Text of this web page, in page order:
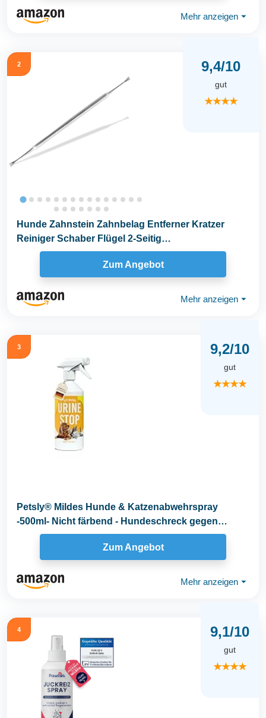
Mehr anzeigen ⏷
2 9,4/10
gut
★★★★
Hunde Zahnstein Zahnbelag Entferner Kratzer
Reiniger Schaber Flügel 2-Seitig
Zahnsteinentferner...
Zum Angebot
Mehr anzeigen ⏷
3 9,2/10
gut
★★★★
Petsly® Mildes Hunde & Katzenabwehrspray
-500ml- Nicht färbend - Hundeschreck gegen
Urinieren...
Zum Angebot
Mehr anzeigen ⏷
4 9,1/10
gut
★★★★